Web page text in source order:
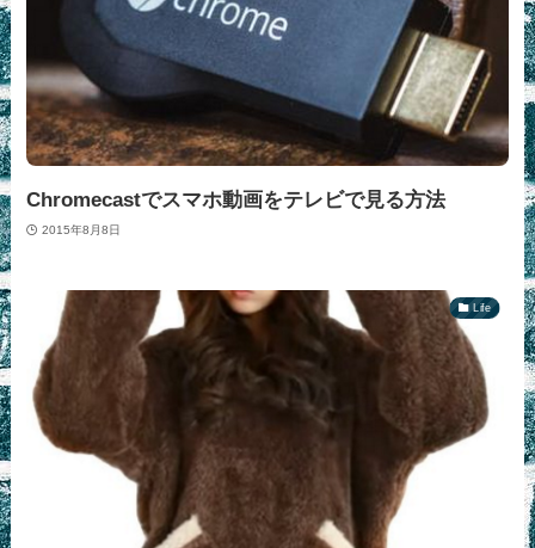
Chromecastでスマホ動画をテレビで見る方法
2015年8月8日
Life